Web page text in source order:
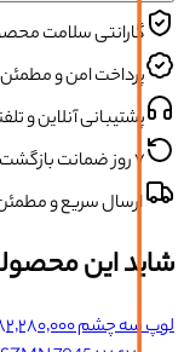
گارانتی سلامت
پرداخت امن و مطمئن
پشتیبانی آنلاین و
۷ روز ضمانت بازگشت
ارسال سریع و
شاید این
لوپ سه چشم QIANLI 6558X۸۲٬۲۸۰٬۰۰۰